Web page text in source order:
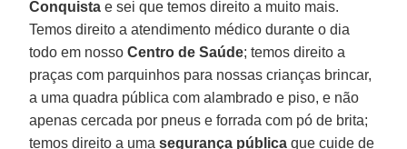
Conquista e sei que temos direito a muito mais.
Temos direito a atendimento médico durante o dia
todo em nossoCentro de Saúde; temos direito a
praças com parquinhos para nossas crianças brincar,
a uma quadra pública com alambrado e piso, e não
apenas cercada por pneus e forrada com pó de brita;
temos direito a umasegurança pública que cuide de